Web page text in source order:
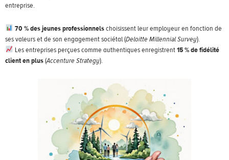
entreprise.
70 % des jeunes professionnelschoisissent leur employeur en fonction de
ses valeurs et de son engagement sociétal (Deloitte Millennial Survey).
Les entreprises perçues comme authentiques enregistrent15 % de fidélité
client en plus(Accenture Strategy).